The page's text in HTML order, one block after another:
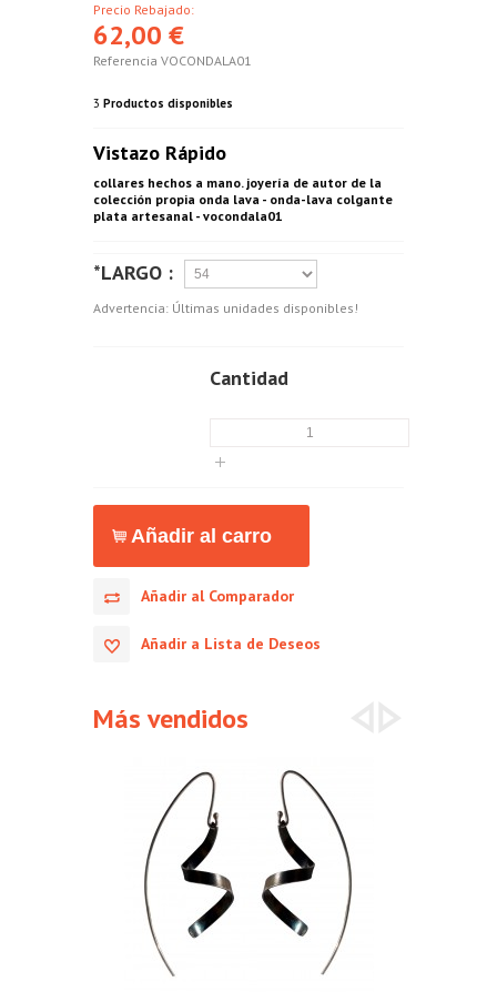
Precio Rebajado:
62,00 €
Referencia VOCONDALA01
3 Productos disponibles
Vistazo Rápido
collares hechos a mano. joyería de autor de la
colección propia onda lava - onda-lava colgante
plata artesanal - vocondala01
*LARGO :
Advertencia: Últimas unidades disponibles!
Cantidad
Añadir al Comparador
Añadir a Lista de Deseos
Más vendidos